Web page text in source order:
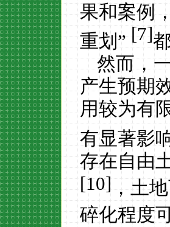
果和案例
重划” [7]
然而，
产生预期
用较为有
有显著影
存在自由
[10]，土
碎化程度